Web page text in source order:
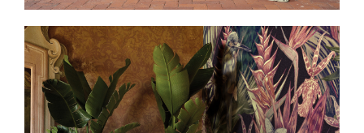
Spavaće sobe
Ormari